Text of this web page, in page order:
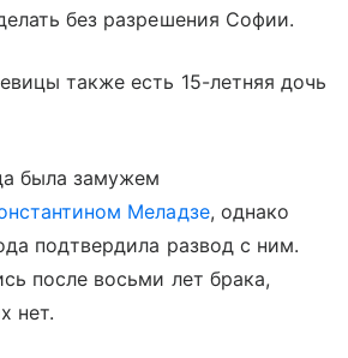
без разрешения Софии.
также есть 15-летняя дочь
была замужем
Меладзе, однако
подтвердила развод с ним.
после восьми лет брака,
нет.